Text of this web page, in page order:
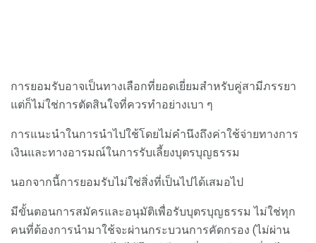
การยอมรับอาจเป็นทางเลือกที่ยอดเยี่ยมสำหรับคู่สามีภรรยา
แต่ก็ไม่ใช่การตัดสินใจที่ควรทำอย่างเบา ๆ
การแนะนำในการนำไปใช้โดยไม่คำนึงถึงค่าใช้จ่ายทางการ
เงินและทางอารมณ์ในการรับเลี้ยงบุตรบุญธรรม
นอกจากนี้การยอมรับไม่ใช่สิ่งที่เป็นไปได้เสมอไป
มีขั้นตอนการสมัครและอนุมัติเพื่อรับบุตรบุญธรรม ไม่ใช่ทุก
คนที่ต้องการนำมาใช้จะผ่านกระบวนการคัดกรอง (ไม่ผ่าน